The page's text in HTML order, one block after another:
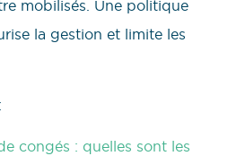
mobilisés. Une politique
la gestion et limite les
congés : quelles sont les